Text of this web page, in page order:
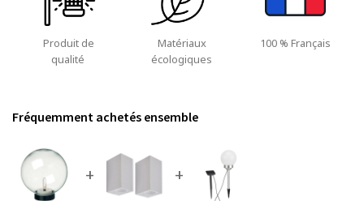
Produit de
qualité
Matériaux
écologiques
100 % Français
Fréquemment achetés ensemble
+ +